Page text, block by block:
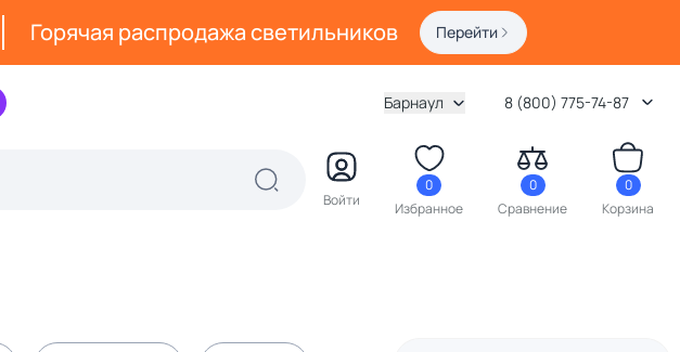
Горячая распродажа светильников Перейти
Барнаул 8 (800) 775-74-87
Войти
0
Избранное
0
Сравнение
0
Корзина